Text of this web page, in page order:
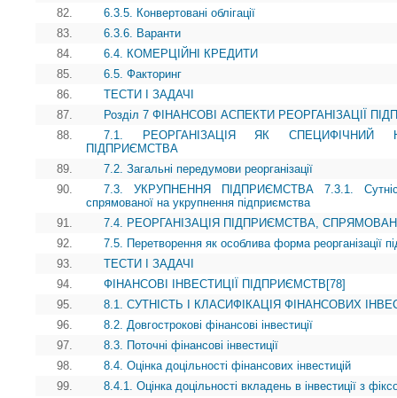
82.
6.3.5. Конвертовані облігації
83.
6.3.6. Варанти
84.
6.4. КОМЕРЦІЙНІ КРЕДИТИ
85.
6.5. Факторинг
86.
ТЕСТИ І ЗАДАЧІ
87.
Розділ 7 ФІНАНСОВІ АСПЕКТИ РЕОРГАНІЗАЦІЇ
88.
7.1. РЕОРГАНІЗАЦІЯ ЯК СПЕЦИФІЧНИЙ
ПІДПРИЄМСТВА
89.
7.2. Загальні передумови реорганізації
90.
7.3. УКРУПНЕННЯ ПІДПРИЄМСТВА 7.3.1.
спрямованої на укрупнення підприємства
91.
7.4. РЕОРГАНІЗАЦІЯ ПІДПРИЄМСТВА,
92.
7.5. Перетворення як особлива форма реорганізації
93.
ТЕСТИ І ЗАДАЧІ
94.
ФІНАНСОВІ ІНВЕСТИЦІЇ ПІДПРИЄМСТВ[78]
95.
8.1. СУТНІСТЬ І КЛАСИФІКАЦІЯ ФІНАНСОВИХ
96.
8.2. Довгострокові фінансові інвестиції
97.
8.3. Поточні фінансові інвестиції
98.
8.4. Оцінка доцільності фінансових інвестицій
99.
8.4.1. Оцінка доцільності вкладень в інвестиції з